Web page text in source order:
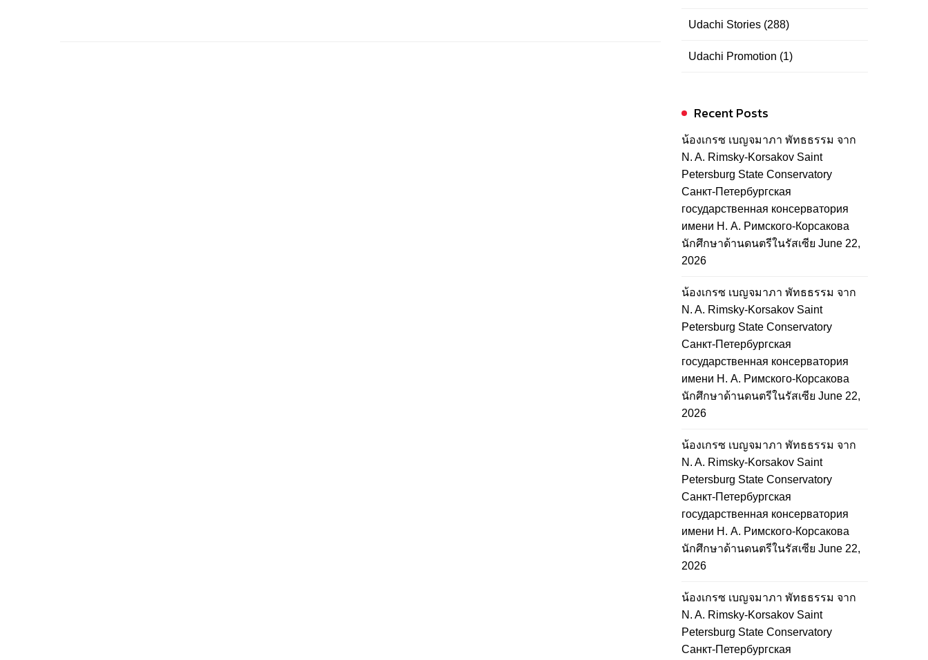
Udachi Stories (288)
Udachi Promotion (1)
Recent Posts
น้องเกรซ เบญจมาภา พัทธธรรม จาก
N. A. Rimsky-Korsakov Saint
Petersburg State Conservatory
Санкт-Петербургская
государственная консерватория
имени Н. А. Римского-Корсакова
นักศึกษาด้านดนตรีในรัสเซีย June 22,
2026
น้องเกรซ เบญจมาภา พัทธธรรม จาก
N. A. Rimsky-Korsakov Saint
Petersburg State Conservatory
Санкт-Петербургская
государственная консерватория
имени Н. А. Римского-Корсакова
นักศึกษาด้านดนตรีในรัสเซีย June 22,
2026
น้องเกรซ เบญจมาภา พัทธธรรม จาก
N. A. Rimsky-Korsakov Saint
Petersburg State Conservatory
Санкт-Петербургская
государственная консерватория
имени Н. А. Римского-Корсакова
นักศึกษาด้านดนตรีในรัสเซีย June 22,
2026
น้องเกรซ เบญจมาภา พัทธธรรม จาก
N. A. Rimsky-Korsakov Saint
Petersburg State Conservatory
Санкт-Петербургская